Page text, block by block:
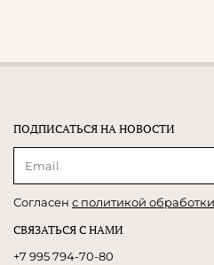
ПОДПИСАТЬСЯ НА НОВОСТИ
Согласен с политикой
СВЯЗАТЬСЯ С НАМИ
+7 995 794-70-80